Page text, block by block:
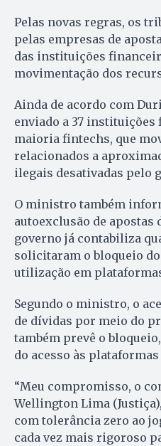
Pelas novas regras, os
pelas empresas de
das instituições
movimentação dos
Ainda de acordo com
enviado a 37 instituições
maioria fintechs, que
relacionados a
ilegais desativadas pelo
O ministro também
autoexclusão de
governo já contabiliza
solicitaram o bloqueio
utilização em
Segundo o ministro, o
de dívidas por meio do
também prevê o
do acesso às plataformas
“Meu compromisso, o
Wellington Lima
com tolerância zero ao
cada vez mais rigoroso